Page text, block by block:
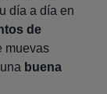
día a día en
de
muevas
buena